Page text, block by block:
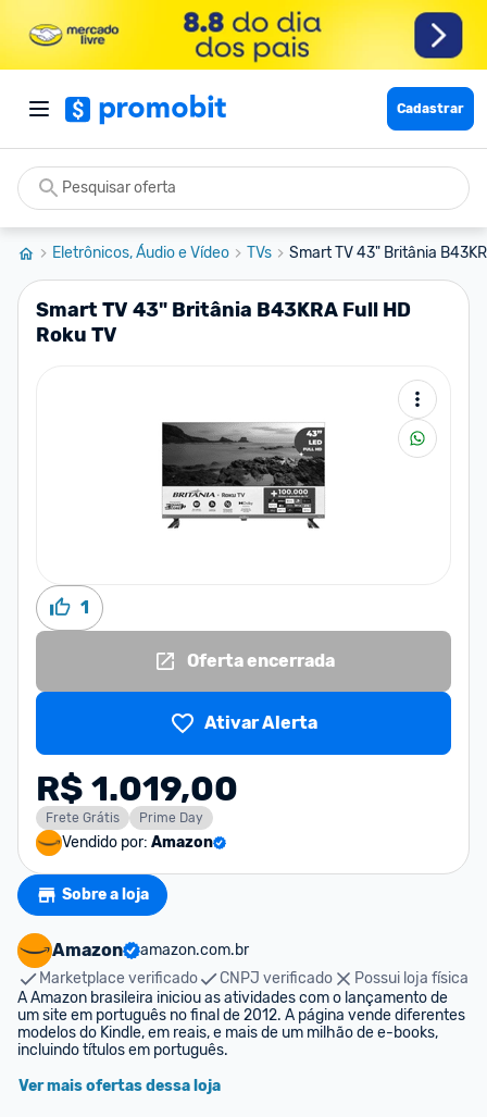
Cadastrar
Eletrônicos, Áudio e Vídeo TVs Smart TV 43" Britânia
Smart TV 43" Britânia B43KRA Full HD
Roku TV
1
Oferta encerrada
Ativar Alerta
R$ 1.019,00
Frete Grátis Prime Day
Vendido por: Amazon
Sobre a loja
Amazon
amazon.com.br
Marketplace verificado
CNPJ verificado
Possui loja física
A Amazon brasileira iniciou as atividades com o lançamento de
um site em português no final de 2012. A página vende diferentes
modelos do Kindle, em reais, e mais de um milhão de e-books,
incluindo títulos em português.
Ver mais ofertas dessa loja